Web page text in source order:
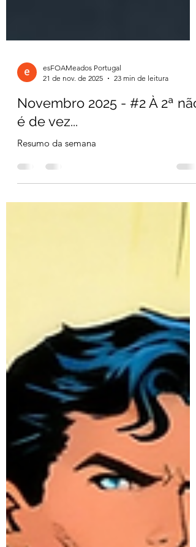
21 de nov. de 2025
23 min de leitura
Novembro 2025 - #2 À 2ª não
é de vez...
Resumo da semana